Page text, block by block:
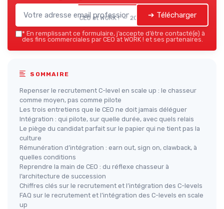
CEO at WORK ! — 2026 ➔ Télécharger
* En remplissant ce formulaire, j’accepte d’être contacté(e) à
des fins commerciales par CEO at WORK ! et ses partenaires.
SOMMAIRE
Repenser le recrutement C-level en scale up : le chasseur
comme moyen, pas comme pilote
Les trois entretiens que le CEO ne doit jamais déléguer
Intégration : qui pilote, sur quelle durée, avec quels relais
Le piège du candidat parfait sur le papier qui ne tient pas la
culture
Rémunération d’intégration : earn out, sign on, clawback, à
quelles conditions
Reprendre la main de CEO : du réflexe chasseur à
l’architecture de succession
Chiffres clés sur le recrutement et l’intégration des C-levels
FAQ sur le recrutement et l’intégration des C-levels en scale
up